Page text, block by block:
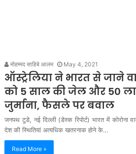
मोहम्मद साहिबे आलम May 4, 2021
ऑस्ट्रेलिया ने भारत से जाने
को 5 साल की जेल और 50
जुर्माना, फैसले पर बवाल
जनपथ टुडे, नई दिल्ली (डेस्क रिपोर्ट) भारत में कोरोना
देश की स्थितियां अत्यधिक खतरनाक होने के…
Read More »